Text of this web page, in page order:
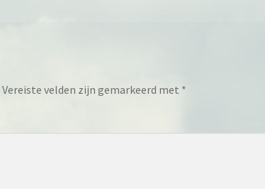
Vereiste velden zijn gemarkeerd met *